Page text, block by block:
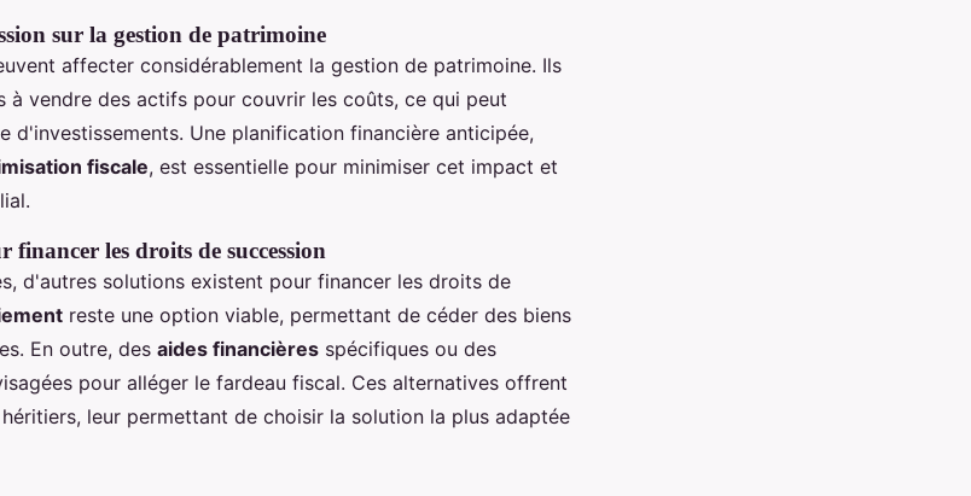
sur la gestion de patrimoine
affecter considérablement la gestion de patrimoine. Ils
à vendre des actifs pour couvrir les coûts, ce qui peut
d'investissements. Une planification financière anticipée,
fiscale, est essentielle pour minimiser cet impact et
les droits de succession
d'autres solutions existent pour financer les droits de
reste une option viable, permettant de céder des biens
En outre, des aides financières spécifiques ou des
pour alléger le fardeau fiscal. Ces alternatives offrent
leur permettant de choisir la solution la plus adaptée